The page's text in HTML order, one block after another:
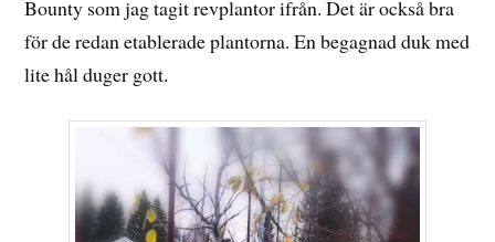
Bounty som jag tagit revplantor ifrån. Det är också bra
för de redan etablerade plantorna. En begagnad duk med
lite hål duger gott.